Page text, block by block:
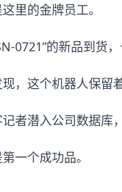
里的金牌员工。
0721”的新品到货
，这个机器人保留
者潜入公司数据库
一个成功品。